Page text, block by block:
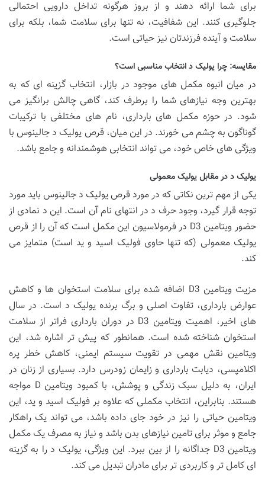
برای شما ارائه دهند و از بروز هرگونه تداخل دارویی احتمالی
جلوگیری کنند. این شفافیت، نه تنها برای سلامت شما، بلکه برای
سلامت و آینده فرزندتان نیز حیاتی است.
مقایسه: چرا یولیک د انتخاب مناسبی است؟
در میان انبوه مکمل های موجود در بازار، انتخاب گزینه ای که به
بهترین وجه نیازهای شما را برطرف کند، گاهی چالش برانگیز می
شود. در حوزه مکمل های بارداری، نام های مختلفی با ترکیبات
گوناگون به چشم می خورند. در این میان، قرص یولیک د جالینوس با
ویژگی های خاص خود، می تواند انتخابی هوشمندانه و جامع باشد.
یولیک د در مقابل یولیک معمولی
یکی از مهم ترین نکاتی که در مورد قرص یولیک د جالینوس باید مورد
توجه قرار گیرد، وجود حرف د در انتهای نام آن است. این د نمادی از
حضور ویتامین D3 در فرمولاسیون این مکمل است که آن را از قرص
یولیک معمولی (که تنها حاوی فولیک اسید و ید است) متمایز می
کند.
مزیت ویتامین D3 اضافه شده برای سلامت استخوان ها و کاهش
عوارض بارداری، تفاوت اصلی و برگ برنده یولیک د است. در سال
های اخیر، اهمیت ویتامین D3 در دوران بارداری فراتر از سلامت
استخوان شناخته شده است. همانطور که پیش تر اشاره شد، این
ویتامین نقش مهمی در تقویت سیستم ایمنی، کاهش خطر پره
اکلامپسی، دیابت بارداری و زایمان زودرس دارد. بسیاری از زنان در
ایران، به دلیل سبک زندگی و پوشش، با کمبود ویتامین D مواجه
هستند. بنابراین، انتخاب مکملی که علاوه بر فولیک اسید و ید، این
ویتامین حیاتی را نیز در خود جای داده باشد، می تواند یک راهکار
جامع و موثر برای تامین نیازهای بدن باشد و نیاز به مصرف یک مکمل
ویتامین D3 جداگانه را از بین ببرد. این ویژگی، یولیک د را به گزینه
ای کامل تر و کاربردی تر برای مادران تبدیل می کند.